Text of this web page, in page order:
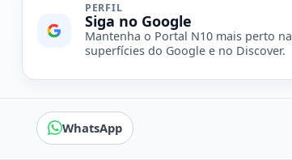
PERFIL
Siga no Google
Mantenha o Portal N10 mais perto
superfícies do Google e no Discover.
WhatsApp